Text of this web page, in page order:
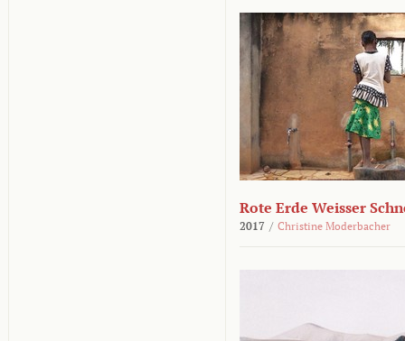
Rote Erde Weisser
2017 / Christine Moderbacher